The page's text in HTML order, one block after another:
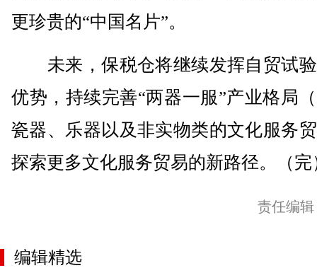
更珍贵的“中国名片”。
未来，保税仓将继续发挥自贸试
优势，持续完善“两器一服”产业格局
瓷器、乐器以及非实物类的文化服务
探索更多文化服务贸易的新路径。（完
责任编
编辑精选